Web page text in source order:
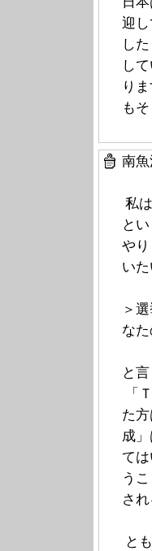
迎
し
し
り
も
南
私
と
や
いた
＞
な
と
「
た
成
て
う
さ
と